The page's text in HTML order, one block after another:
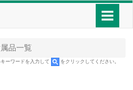
品一覧
ーワードを入力して をクリックしてください。